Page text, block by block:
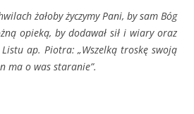
żałoby życzymy Pani, by sam Bóg
opieką, by dodawał sił i wiary oraz
ap. Piotra: „Wszelką troskę swoją
ma o was staranie”.